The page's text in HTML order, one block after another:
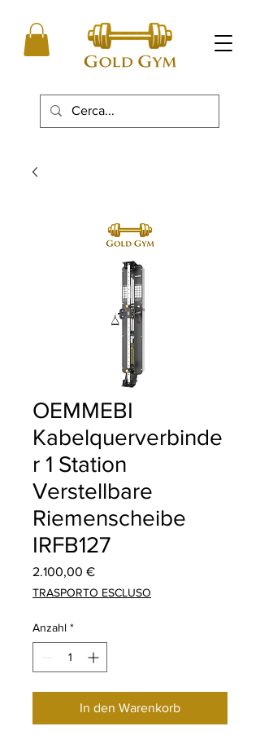
OEMMEBI
Kabelquerverbinde
r 1 Station
Verstellbare
Riemenscheibe
IRFB127
2.100,00 €Preis
TRASPORTO ESCLUSO
Anzahl *
In den Warenkorb